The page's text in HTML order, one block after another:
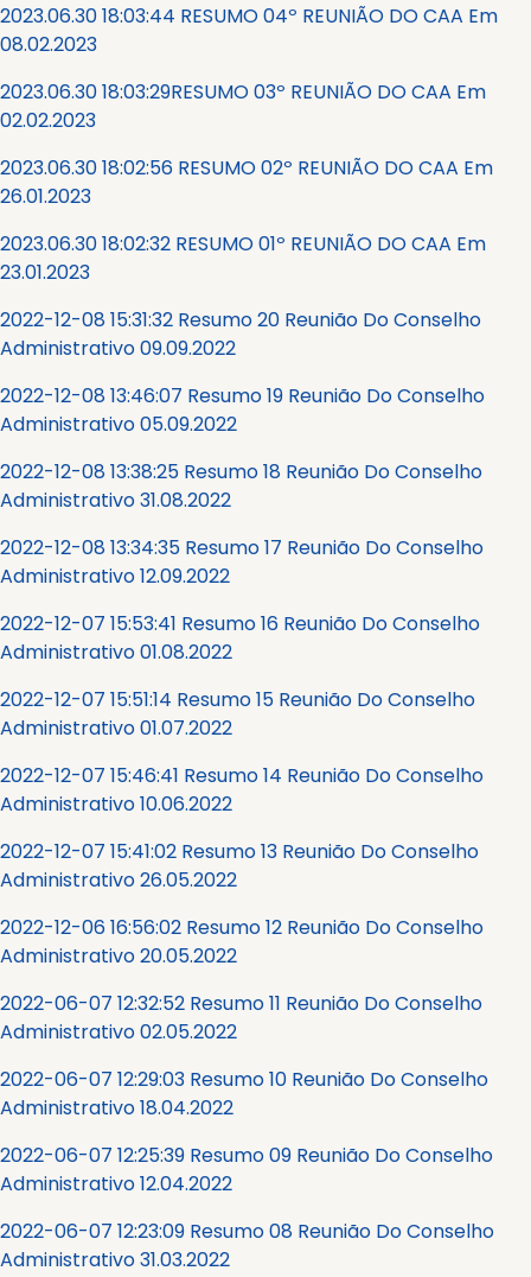
2023.06.30 18:03:44 RESUMO 04º REUNIÃO DO CAA Em
08.02.2023
2023.06.30 18:03:29RESUMO 03º REUNIÃO DO CAA Em
02.02.2023
2023.06.30 18:02:56 RESUMO 02º REUNIÃO DO CAA Em
26.01.2023
2023.06.30 18:02:32 RESUMO 01º REUNIÃO DO CAA Em
23.01.2023
2022-12-08 15:31:32 Resumo 20 Reunião Do Conselho
Administrativo 09.09.2022
2022-12-08 13:46:07 Resumo 19 Reunião Do Conselho
Administrativo 05.09.2022
2022-12-08 13:38:25 Resumo 18 Reunião Do Conselho
Administrativo 31.08.2022
2022-12-08 13:34:35 Resumo 17 Reunião Do Conselho
Administrativo 12.09.2022
2022-12-07 15:53:41 Resumo 16 Reunião Do Conselho
Administrativo 01.08.2022
2022-12-07 15:51:14 Resumo 15 Reunião Do Conselho
Administrativo 01.07.2022
2022-12-07 15:46:41 Resumo 14 Reunião Do Conselho
Administrativo 10.06.2022
2022-12-07 15:41:02 Resumo 13 Reunião Do Conselho
Administrativo 26.05.2022
2022-12-06 16:56:02 Resumo 12 Reunião Do Conselho
Administrativo 20.05.2022
2022-06-07 12:32:52 Resumo 11 Reunião Do Conselho
Administrativo 02.05.2022
2022-06-07 12:29:03 Resumo 10 Reunião Do Conselho
Administrativo 18.04.2022
2022-06-07 12:25:39 Resumo 09 Reunião Do Conselho
Administrativo 12.04.2022
2022-06-07 12:23:09 Resumo 08 Reunião Do Conselho
Administrativo 31.03.2022